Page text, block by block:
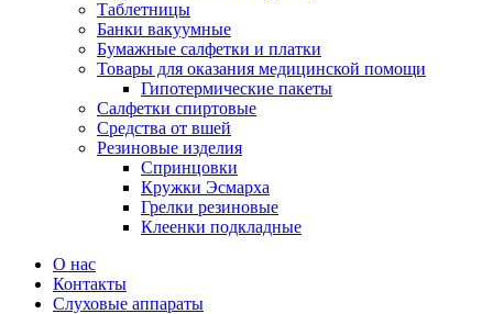
Таблетницы
Банки вакуумные
Бумажные салфетки и платки
Товары для оказания медицинской помощи
Гипотермические пакеты
Салфетки спиртовые
Средства от вшей
Резиновые изделия
Спринцовки
Кружки Эсмарха
Грелки резиновые
Клеенки подкладные
О нас
Контакты
Слуховые аппараты